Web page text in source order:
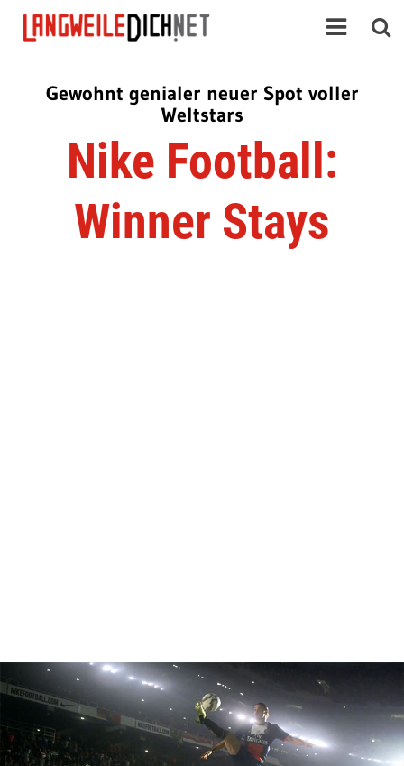
Gewohnt genialer neuer Spot voller
Weltstars
Nike Football:
Winner Stays